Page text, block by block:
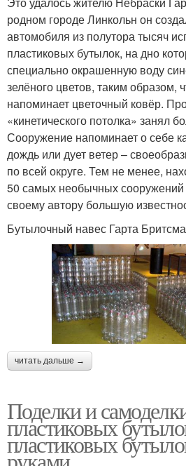
родном городе Линкольн он
автомобиля из полутора тысяч
пластиковых бутылок, на дно
специально окрашенную воду
зелёного цветов, таким образом,
напоминает цветочный ковёр.
«кинетического потолка» занял
Сооружение напоминает о себе
дождь или дует ветер –
по всей округе. Тем не менее,
50 самых необычных
своему автору большую
Бутылочный навес Гарта
читать дальше →
Поделки и
пластиковых
пластиковых